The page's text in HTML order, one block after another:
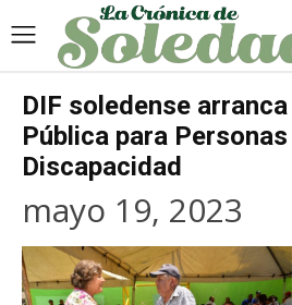
DIF soledense
Pública para
Discapacidad
mayo 19, 2023